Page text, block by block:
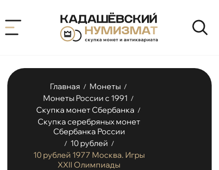
Главная / Монеты /
Монеты России с 1991 /
Скупка монет Сбербанка /
Скупка серебряных монет
Сбербанка России
/ 10 рублей /
10 рублей 1977 Москва. Игры
XXII Олимпиады